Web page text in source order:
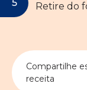
Retire do
Compartilhe
receita